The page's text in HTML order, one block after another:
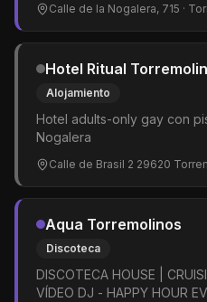
Calle de la Nogalera, 715 ·
Hotel Ritual
Alojamiento
Hotel adults-only gay con
Nogalera
Calle de Brasil 2 29620
Aqua Torremolinos
Discoteca
DISCOTECA HOUSE |
VÍDEO DJ - HAPPY HOUR